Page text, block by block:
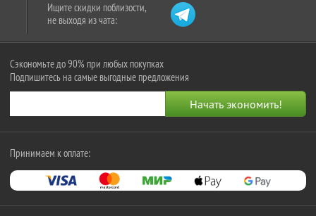
Ищите скидки поблизости,
не выходя из чата:
Сэкономьте до 90% при любых покупках
Подпишитесь на самые выгодные предложения
Принимаем к оплате: